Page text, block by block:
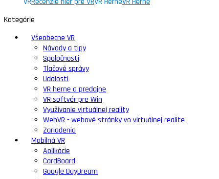
Kategórie
Všeobecne VR
Návody a tipy
Spoločnosti
Tlačové správy
Udalosti
VR herne a predajne
VR softvér pre Win
Využívanie virtuálnej reality
WebVR - webové stránky vo virtuálnej realite
Zariadenia
Mobilná VR
Aplikácie
CardBoard
Google DayDream